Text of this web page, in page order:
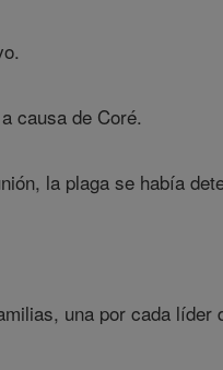
causa de Coré.
la plaga se había
una por cada